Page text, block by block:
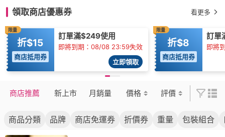
領取商店優惠券 看更多
限量
折$15
商店抵用券
訂單滿$249使用
即將到期：08/08 23:59失效
立即領取
限量
折$8
商店抵用券
訂單
即將
商店推薦 新上市 月銷量 價格 評價
商品分類 品牌 商店免運券 折價券 重量 包裝組合